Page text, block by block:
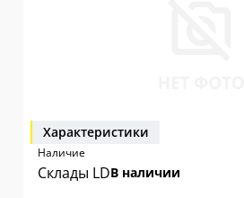
Характеристики
Наличие
Склады LDВ наличии